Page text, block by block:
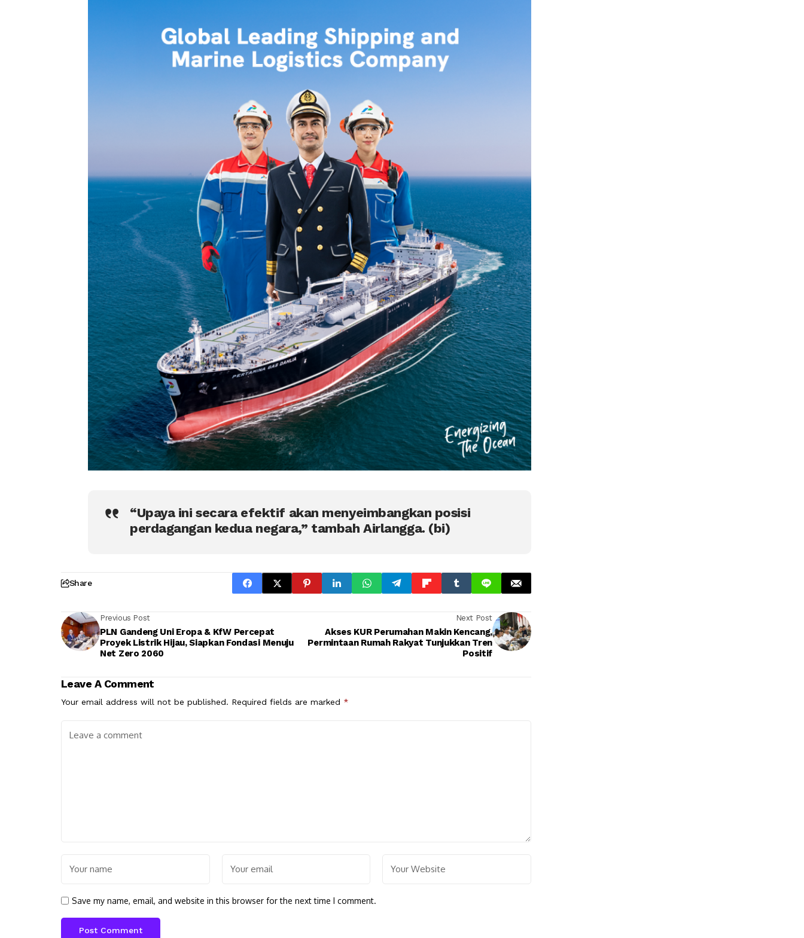
“Upaya ini secara efektif akan menyeimbangkan posisi
perdagangan kedua negara,” tambah Airlangga. (bi)
Share
Previous Post
PLN Gandeng Uni Eropa & KfW Percepat
Proyek Listrik Hijau, Siapkan Fondasi Menuju
Net Zero 2060
Next Post
Akses KUR Perumahan Makin Kencang,
Permintaan Rumah Rakyat Tunjukkan Tren
Positif
Leave A Comment
Your email address will not be published. Required fields are marked *
Save my name, email, and website in this browser for the next time I comment.